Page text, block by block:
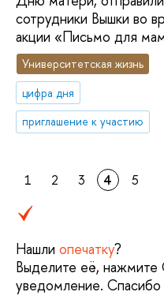
сотрудники Вышки во
акции «Письмо для
Университетская жизнь
цифра дня
приглашение к участию
1 2 3 4 5
Нашли опечатку?
Выделите её, нажмите
уведомление. Спасибо